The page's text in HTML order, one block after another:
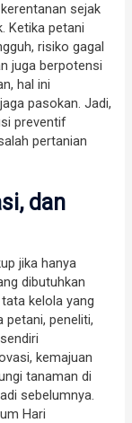
sejak
Ketika petani
risiko gagal
juga berpotensi
hal ini
pasokan. Jadi,
preventif
pertanian
dan
jika hanya
dibutuhkan
kelola yang
petani, peneliti,
kemajuan
tanaman di
sebelumnya.
Hari